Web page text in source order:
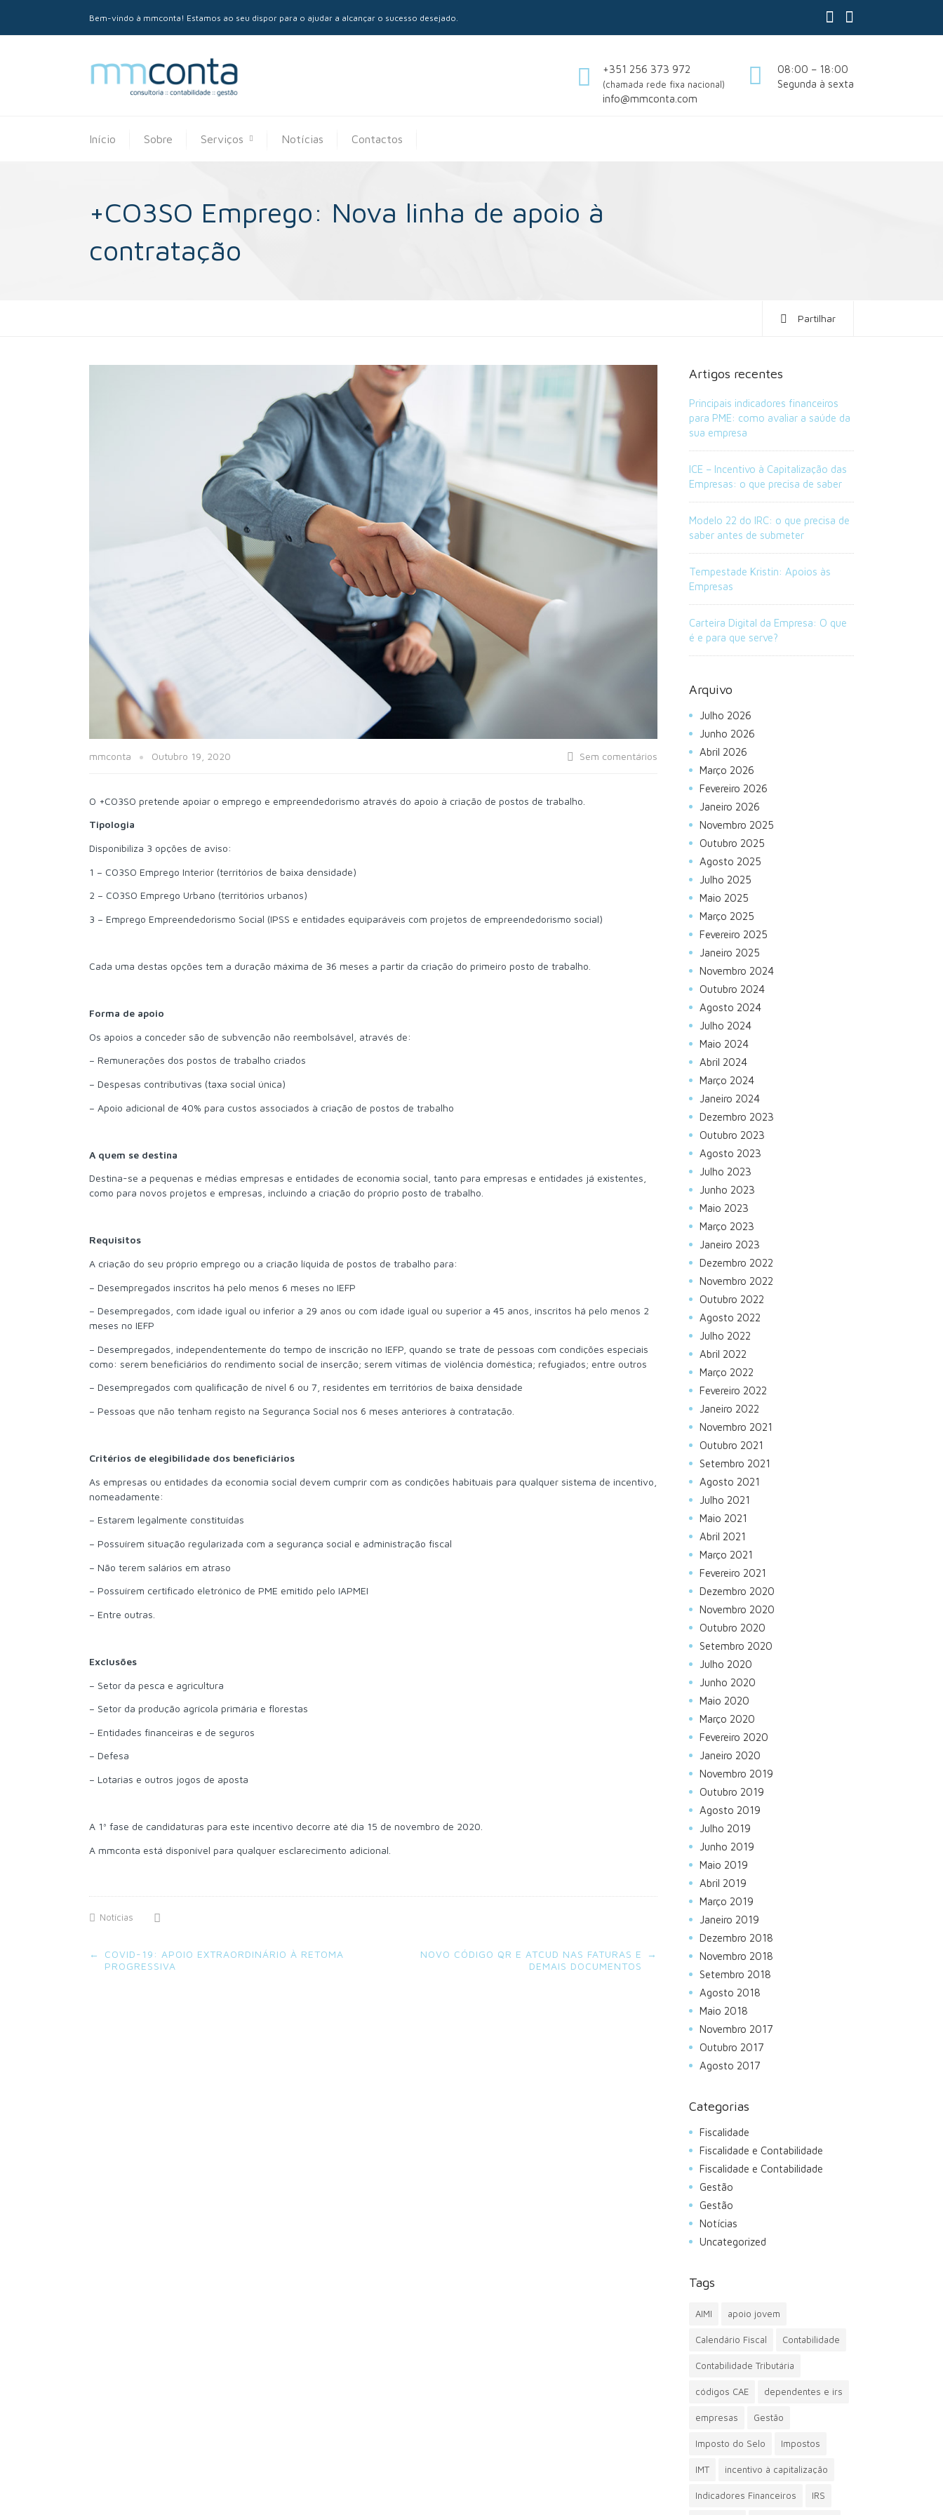
Bem-vindo à mmconta! Estamos ao seu dispor para o ajudar a alcançar o sucesso desejado.
08:00 – 18:00
Segunda à sexta
+351 256 373 972
(chamada rede fixa nacional)
info@mmconta.com
Início Sobre Serviços Notícias Contactos
+CO3SO Emprego: Nova linha de apoio à
contratação
Partilhar
mmconta Outubro 19, 2020 Sem comentários
O +CO3SO pretende apoiar o emprego e empreendedorismo através do apoio à criação de postos de trabalho.
Tipologia
Disponibiliza 3 opções de aviso:
1 – CO3SO Emprego Interior (territórios de baixa densidade)
2 – CO3SO Emprego Urbano (territórios urbanos)
3 – Emprego Empreendedorismo Social (IPSS e entidades equiparáveis com projetos de empreendedorismo social)
Cada uma destas opções tem a duração máxima de 36 meses a partir da criação do primeiro posto de trabalho.
Forma de apoio
Os apoios a conceder são de subvenção não reembolsável, através de:
– Remunerações dos postos de trabalho criados
– Despesas contributivas (taxa social única)
– Apoio adicional de 40% para custos associados à criação de postos de trabalho
A quem se destina
Destina-se a pequenas e médias empresas e entidades de economia social, tanto para empresas e entidades já existentes,
como para novos projetos e empresas, incluindo a criação do próprio posto de trabalho.
Requisitos
A criação do seu próprio emprego ou a criação líquida de postos de trabalho para:
– Desempregados inscritos há pelo menos 6 meses no IEFP
– Desempregados, com idade igual ou inferior a 29 anos ou com idade igual ou superior a 45 anos, inscritos há pelo menos 2
meses no IEFP
– Desempregados, independentemente do tempo de inscrição no IEFP, quando se trate de pessoas com condições especiais
como: serem beneficiários do rendimento social de inserção; serem vítimas de violência doméstica; refugiados; entre outros
– Desempregados com qualificação de nível 6 ou 7, residentes em territórios de baixa densidade
– Pessoas que não tenham registo na Segurança Social nos 6 meses anteriores à contratação.
Critérios de elegibilidade dos beneficiários
As empresas ou entidades da economia social devem cumprir com as condições habituais para qualquer sistema de incentivo,
nomeadamente:
– Estarem legalmente constituídas
– Possuírem situação regularizada com a segurança social e administração fiscal
– Não terem salários em atraso
– Possuírem certificado eletrónico de PME emitido pelo IAPMEI
– Entre outras.
Exclusões
– Setor da pesca e agricultura
– Setor da produção agrícola primária e florestas
– Entidades financeiras e de seguros
– Defesa
– Lotarias e outros jogos de aposta
A 1ª fase de candidaturas para este incentivo decorre até dia 15 de novembro de 2020.
A mmconta está disponível para qualquer esclarecimento adicional.
Notícias
Post
navigation
←
COVID-19: APOIO EXTRAORDINÁRIO À RETOMA
PROGRESSIVA
NOVO CÓDIGO QR E ATCUD NAS FATURAS E
DEMAIS DOCUMENTOS
→
Artigos recentes
Principais indicadores financeiros
para PME: como avaliar a saúde da
sua empresa
ICE – Incentivo à Capitalização das
Empresas: o que precisa de saber
Modelo 22 do IRC: o que precisa de
saber antes de submeter
Tempestade Kristin: Apoios às
Empresas
Carteira Digital da Empresa: O que
é e para que serve?
Arquivo
Julho 2026
Junho 2026
Abril 2026
Março 2026
Fevereiro 2026
Janeiro 2026
Novembro 2025
Outubro 2025
Agosto 2025
Julho 2025
Maio 2025
Março 2025
Fevereiro 2025
Janeiro 2025
Novembro 2024
Outubro 2024
Agosto 2024
Julho 2024
Maio 2024
Abril 2024
Março 2024
Janeiro 2024
Dezembro 2023
Outubro 2023
Agosto 2023
Julho 2023
Junho 2023
Maio 2023
Março 2023
Janeiro 2023
Dezembro 2022
Novembro 2022
Outubro 2022
Agosto 2022
Julho 2022
Abril 2022
Março 2022
Fevereiro 2022
Janeiro 2022
Novembro 2021
Outubro 2021
Setembro 2021
Agosto 2021
Julho 2021
Maio 2021
Abril 2021
Março 2021
Fevereiro 2021
Dezembro 2020
Novembro 2020
Outubro 2020
Setembro 2020
Julho 2020
Junho 2020
Maio 2020
Março 2020
Fevereiro 2020
Janeiro 2020
Novembro 2019
Outubro 2019
Agosto 2019
Julho 2019
Junho 2019
Maio 2019
Abril 2019
Março 2019
Janeiro 2019
Dezembro 2018
Novembro 2018
Setembro 2018
Agosto 2018
Maio 2018
Novembro 2017
Outubro 2017
Agosto 2017
Categorias
Fiscalidade
Fiscalidade e Contabilidade
Fiscalidade e Contabilidade
Gestão
Gestão
Notícias
Uncategorized
Tags
AIMI apoio jovem
Calendário Fiscal Contabilidade
Contabilidade Tributária
códigos CAE dependentes e irs
empresas Gestão
Imposto do Selo Impostos
IMT incentivo à capitalização
Indicadores Financeiros IRS